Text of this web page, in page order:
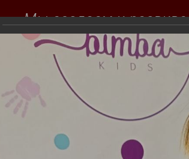
Мы создаем и
недвижимости для вас
Продажа Тендеры